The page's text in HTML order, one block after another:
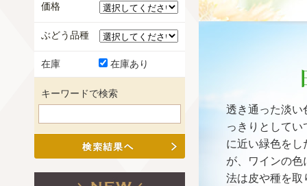
透き通った淡い
っきりとして
に近い緑色をし
が、ワインの色
法は皮や種を取
価格
ぶどう品種
在庫 在庫あり
キーワードで検索